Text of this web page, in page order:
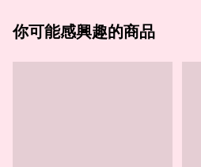
你可能感興趣的商品